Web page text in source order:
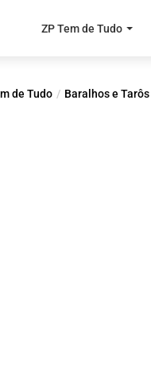
ZP Tem de Tudo
de Tudo Baralhos e Tarôs